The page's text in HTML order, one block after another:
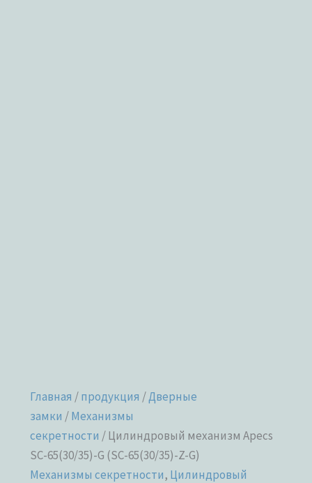
Главная /продукция /Дверные
замки /Механизмы
секретности / Цилиндровый механизм Apecs
SC-65(30/35)-G (SC-65(30/35)-Z-G)
Механизмы секретности, Цилиндровый